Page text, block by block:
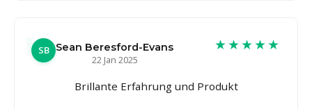
SB Sean Beresford-Evans
22 Jan 2025
★★★★★
Brillante Erfahrung und Produkt